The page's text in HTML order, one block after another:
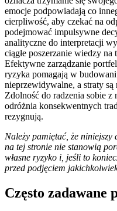
emocje podpowiadają co
cierpliwość, aby czekać na
podejmować impulsywne
analityczne do interpretacji
ciągłe poszerzanie wiedzy
Efektywne zarządzanie
ryzyka pomagają w
nieprzewidywalne, a straty
Zdolność do radzenia sobie z
odróżnia konsekwentnych
rezygnują.
Należy pamiętać, że
na tej stronie nie stanowią
własne ryzyko i, jeśli to
przed podjęciem
Często zadawane